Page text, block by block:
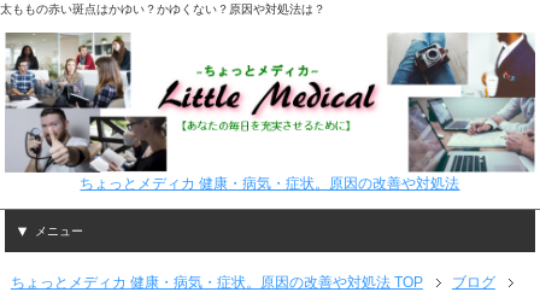
太ももの赤い斑点はかゆい？かゆくない？原因や対処法は？
ちょっとメディカ 健康・病気・症状。原因の改善や対処法
メニュー
ちょっとメディカ 健康・病気・症状。原因の改善や対処法 TOP
ブログ